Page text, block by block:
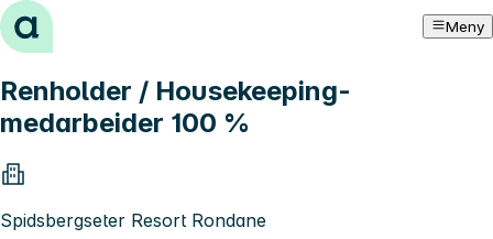
Hopp til innhold Meny
Renholder / Housekeeping-
medarbeider 100 %
Spidsbergseter Resort Rondane